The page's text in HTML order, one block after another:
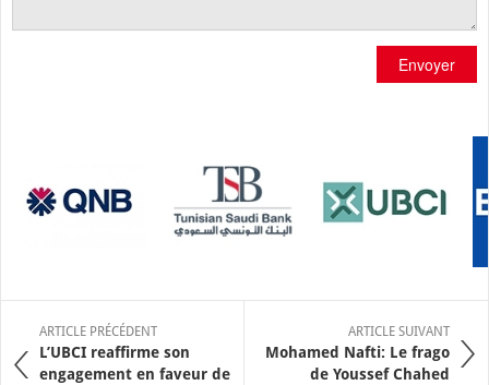
Envoyer
ARTICLE PRÉCÉDENT
L’UBCI reaffirme son
engagement en faveur de
ARTICLE SUIVANT
Mohamed Nafti: Le frago
de Youssef Chahed